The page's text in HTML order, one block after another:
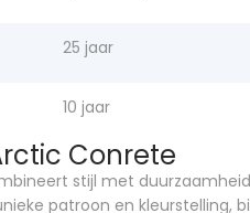
25 jaar
10 jaar
Conrete
stijl met
patroon en kleurstelling,